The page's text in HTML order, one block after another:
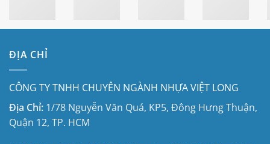
ĐỊA CHỈ
CÔNG TY TNHH CHUYÊN NGÀNH NHỰA VIỆT LONG
Địa Chỉ: 1/78 Nguyễn Văn Quá, KP5, Đông Hưng Thuận,
Quận 12, TP. HCM